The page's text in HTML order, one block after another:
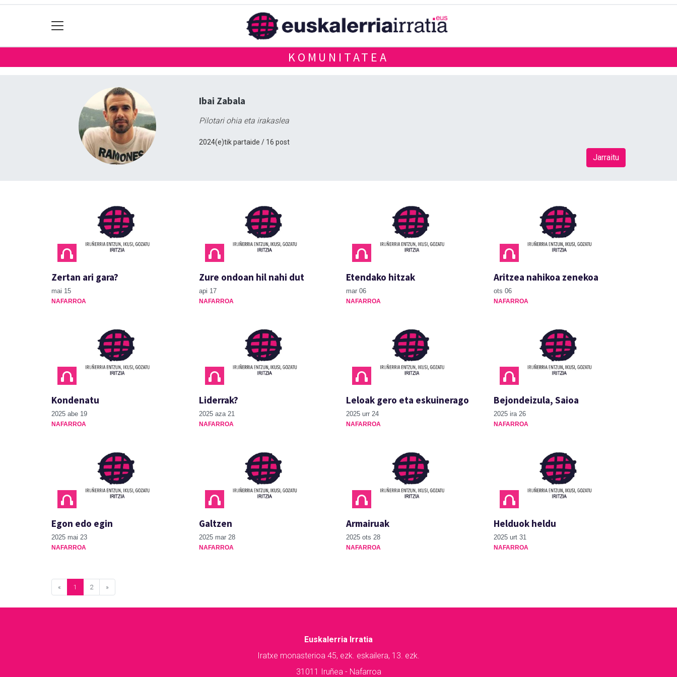
KOMUNITATEA
Ibai Zabala
Pilotari ohia eta irakaslea
2024(e)tik partaide / 16 post
Jarraitu
Zertan ari gara?
mai 15
NAFARROA
Zure ondoan hil nahi dut
api 17
NAFARROA
Etendako hitzak
mar 06
NAFARROA
Aritzea nahikoa zenekoa
ots 06
NAFARROA
Kondenatu
2025 abe 19
NAFARROA
Liderrak?
2025 aza 21
NAFARROA
Leloak gero eta eskuinerago
2025 urr 24
NAFARROA
Bejondeizula, Saioa
2025 ira 26
NAFARROA
Egon edo egin
2025 mai 23
NAFARROA
Galtzen
2025 mar 28
NAFARROA
Armairuak
2025 ots 28
NAFARROA
Helduok heldu
2025 urt 31
NAFARROA
« 1 2 »
Euskalerria Irratia
Iratxe monasterioa 45, ezk. eskailera, 13. ezk.
31011 Iruñea - Nafarroa